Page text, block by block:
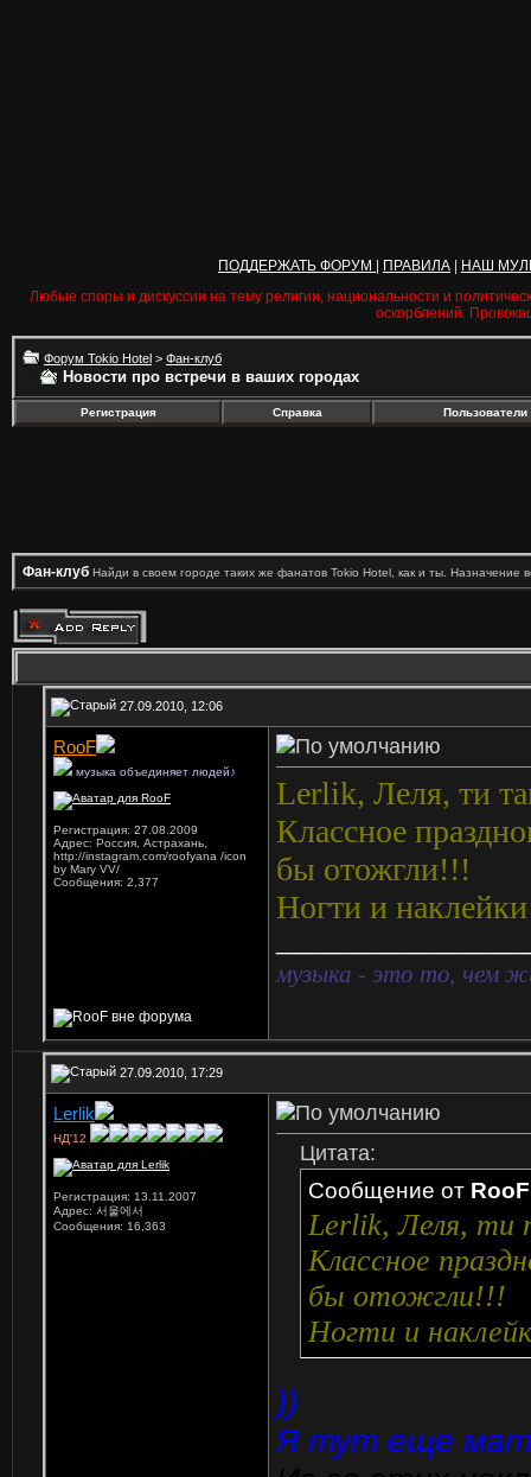
ПОДДЕРЖАТЬ ФОРУМ ПРАВИЛА
НАШ
Любые споры и дискуссии на тему религии, национальности и
оскорблений.
Форум Tokio Hotel > Фан-клуб
Новости про встречи в ваших городах
Регистрация Справка Пользователи
Фан-клуб Найди в своем городе таких же фанатов Tokio Hotel, как и ты. Назначение
27.09.2010, 12:06
RooF
музыка объединяет людей♪
Регистрация: 27.08.2009
Адрес: Россия, Астрахань,
http://instagram.com/roofyana /icon
by Mary VV/
Сообщения: 2,377
Lerlik, Леля, ти
Классное
бы отожгли!!!
Ногти и
музыка - это то, чем
27.09.2010, 17:29
Lerlik
НД'12
Регистрация: 13.11.2007
Адрес: 서울에서
Сообщения: 16,363
Цитата:
Сообщение от RooF
Lerlik, Леля, ти
Классное
бы отожгли!!!
Ногти и
))
Я тут еще